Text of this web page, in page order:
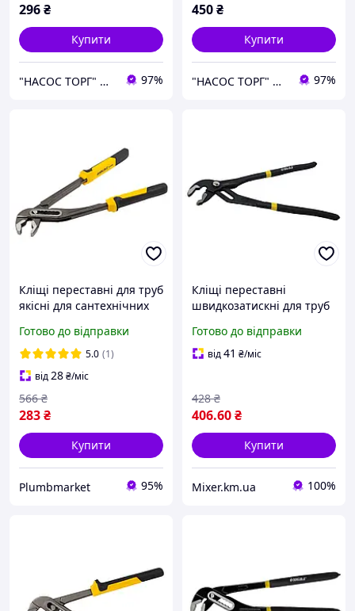
296₴
Купити
"НАСОС ТОРГ" Насосне обладнання, інструменти, освітлення 97%
450₴
Купити
"НАСОС ТОРГ" Насосне обладнання, інструменти, освітлення 97%
Кліщі переставні для труб
якісні для сантехнічних
standart 250 мм
Готово до відправки
5.0 (1)
від28₴/міс
283₴
566 ₴
Купити
Plumbmarket 95%
Кліщі переставні
швидкозатискні для труб
(4102761)
Готово до відправки
від41 ₴/міс
406.60₴
428 ₴
Купити
Mixer.km.ua 100%